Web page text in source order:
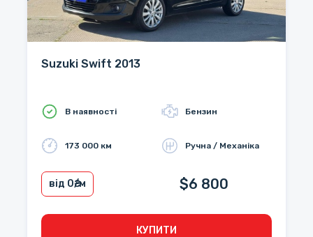
Suzuki Swift 2013
В наявності Бензин
173 000 км Ручна / Механіка
від 0₴/м $6 800
КУПИТИ